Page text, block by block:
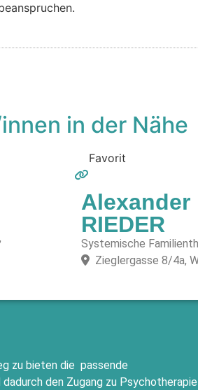
in der Nähe
Favorit
Alexander
RIEDER
Systemische
Zieglergasse 8/4a,
zu bieten die passende
den Zugang zu Psychotherapie